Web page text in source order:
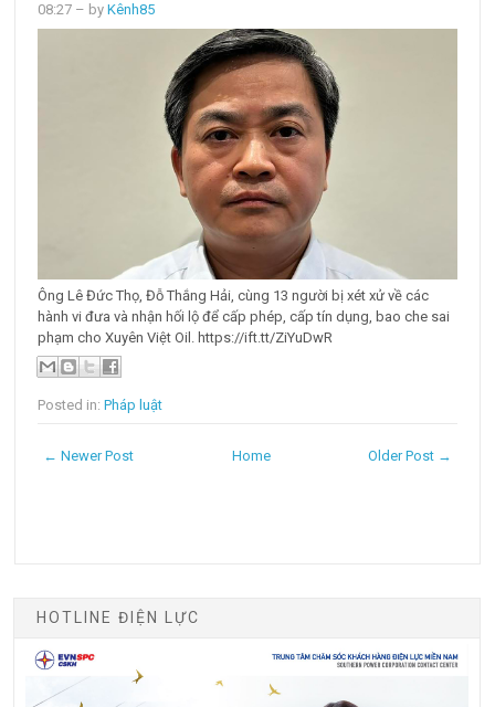
08:27 – byKênh85
Ông Lê Đức Thọ, Đỗ Thắng Hải, cùng 13 người bị xét xử về các
hành vi đưa và nhận hối lộ để cấp phép, cấp tín dụng, bao che sai
phạm cho Xuyên Việt Oil. https://ift.tt/ZiYuDwR
Posted in:Pháp luật
← Newer Post Older Post →
Home
HOTLINE ĐIỆN LỰC